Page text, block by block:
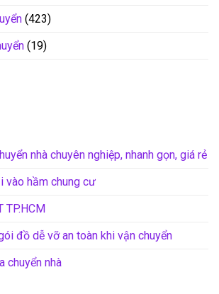
(423)
(19)
nhà chuyên nghiệp, nhanh gọn, giá rẻ
vào hầm chung cư
TP.HCM
đồ dễ vỡ an toàn khi vận chuyển
chuyển nhà